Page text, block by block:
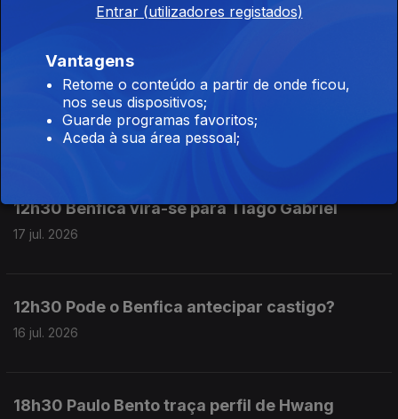
Diário do Mundial - Final em "filme" inédito
este domingo
17 jul. 2026
12h30 Benfica vira-se para Tiago Gabriel
17 jul. 2026
12h30 Pode o Benfica antecipar castigo?
16 jul. 2026
18h30 Paulo Bento traça perfil de Hwang
Entrar (utilizadores registados)
Vantagens
Retome o conteúdo a partir de onde ficou,
nos seus dispositivos;
Guarde programas favoritos;
Aceda à sua área pessoal;